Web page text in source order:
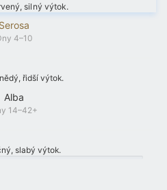
silný výtok.
Serosa
4–10
řidší výtok.
Alba
14–42+
slabý výtok.